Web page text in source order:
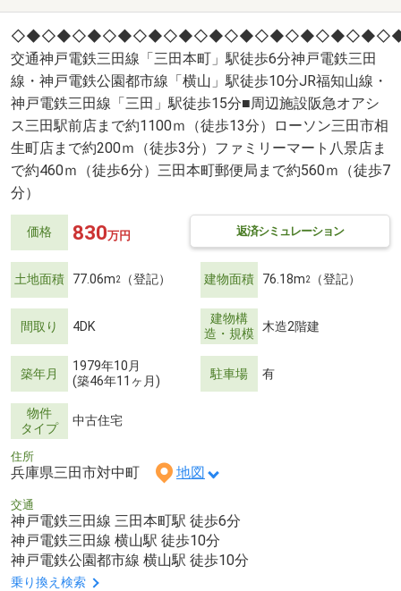
交通神戸電鉄三田線「三田本町」駅徒歩6分神戸電鉄三田
線・神戸電鉄公園都市線「横山」駅徒歩10分JR福知山線・
神戸電鉄三田線「三田」駅徒歩15分■周辺施設阪急オアシ
ス三田駅前店まで約1100ｍ（徒歩13分）ローソン三田市相
生町店まで約200ｍ（徒歩3分）ファミリーマート八景店ま
で約460ｍ（徒歩6分）三田本町郵便局まで約560ｍ（徒歩7
分）
価格 返済シミュレーション
830万円
土地面積 77.06m2 （登記） 建物面積 76.18m2 （登記）
間取り 4DK
建物構
造・規模 木造2階建
築年月
1979年10月
(築46年11ヶ月)
駐車場 有
物件
タイプ
中古住宅
住所
兵庫県三田市対中町 地図
交通
神戸電鉄三田線 三田本町駅 徒歩6分
神戸電鉄三田線 横山駅 徒歩10分
神戸電鉄公園都市線 横山駅 徒歩10分
乗り換え検索